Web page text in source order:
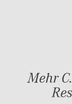
Mehr